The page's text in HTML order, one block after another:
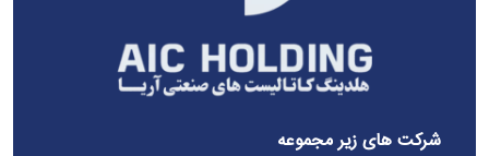
شرکت های زیر مجموعه